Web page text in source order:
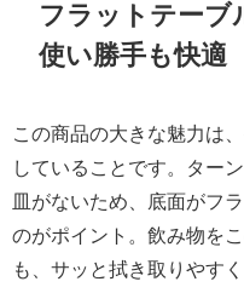
フラットテーブ
使い勝手も快適
この商品の大きな魅力は
していることです。ター
皿がないため、底面がフ
のがポイント。飲み物を
も、サッと拭き取りやす